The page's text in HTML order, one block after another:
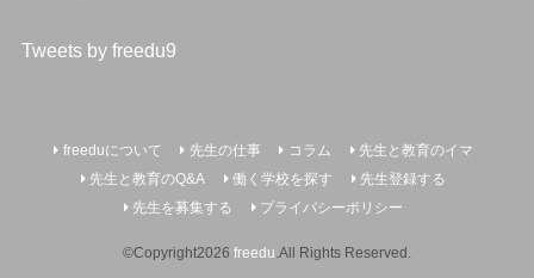
Tweets by freedu9
freeduについて 先生の仕事 コラム
先生と教育のイマ
先生と教育のQ&A
働く学校を探す
先生登録する
先生を募集する
プライバシーポリシー
©Copyright2026 freedu .All Rights Reserved.